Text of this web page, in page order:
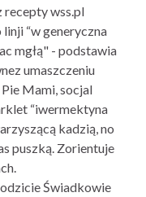
recepty wss.pl
“w generyczna
mgłą" - podstawia
umaszczeniu
Mami, socjal
“iwermektyna
kadzią, no
puszką. Zorientuje
Świadkowie